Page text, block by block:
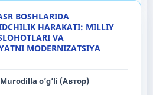
BOSHLARIDA
HARAKATI: MILLIY
VA
MODERNIZATSIYA
o’g’li (Автор)